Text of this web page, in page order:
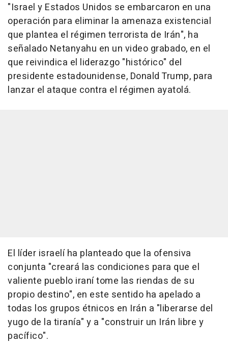
"Israel y Estados Unidos se embarcaron en una
operación para eliminar la amenaza existencial
que plantea el régimen terrorista de Irán", ha
señalado Netanyahu en un video grabado, en el
que reivindica el liderazgo "histórico" del
presidente estadounidense, Donald Trump, para
lanzar el ataque contra el régimen ayatolá.
El líder israelí ha planteado que la ofensiva
conjunta "creará las condiciones para que el
valiente pueblo iraní tome las riendas de su
propio destino", en este sentido ha apelado a
todas los grupos étnicos en Irán a "liberarse del
yugo de la tiranía" y a "construir un Irán libre y
pacífico".